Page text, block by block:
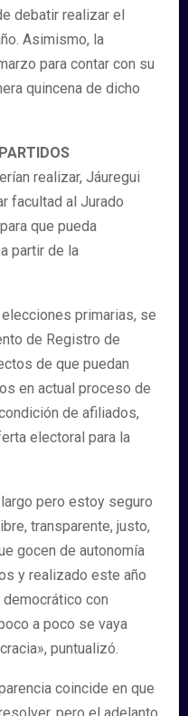
debatir realizar el
Asimismo, la
para contar con su
quincena de dicho
realizar, Jáuregui
facultad al Jurado
que pueda
partir de la
primarias, se
de Registro de
de que puedan
en actual proceso de
de afiliados,
electoral para la
pero estoy seguro
transparente, justo,
gocen de autonomía
y realizado este año
con
a poco se vaya
puntualizó.
coincide en que